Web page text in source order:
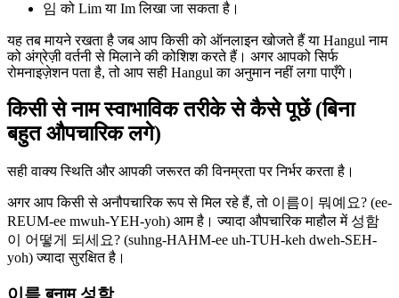
임 को Lim या Im लिखा जा सकता है।
यह तब मायने रखता है जब आप किसी को ऑनलाइन खोजते हैं या Hangul नाम
को अंग्रेज़ी वर्तनी से मिलाने की कोशिश करते हैं। अगर आपको सिर्फ
रोमनाइज़ेशन पता है, तो आप सही Hangul का अनुमान नहीं लगा पाएँगे।
किसी से नाम स्वाभाविक तरीके से कैसे पूछें (बिना
बहुत औपचारिक लगे)
सही वाक्य स्थिति और आपकी जरूरत की विनम्रता पर निर्भर करता है।
अगर आप किसी से अनौपचारिक रूप से मिल रहे हैं, तो 이름이 뭐예요? (ee-
REUM-ee mwuh-YEH-yoh) आम है। ज्यादा औपचारिक माहौल में 성함
이 어떻게 되세요? (suhng-HAHM-ee uh-TUH-keh dweh-SEH-
yoh) ज्यादा सुरक्षित है।
이름 बनाम 성함